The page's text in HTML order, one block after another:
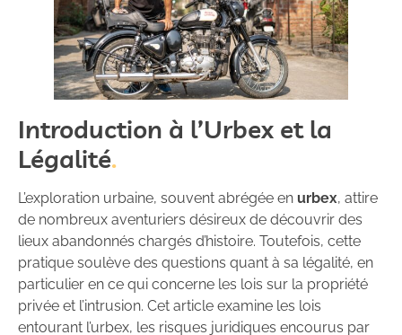
Introduction à l’Urbex et la
Légalité
L’exploration urbaine, souvent abrégée en urbex, attire
de nombreux aventuriers désireux de découvrir des
lieux abandonnés chargés d’histoire. Toutefois, cette
pratique soulève des questions quant à sa légalité, en
particulier en ce qui concerne les lois sur la propriété
privée et l’intrusion. Cet article examine les lois
entourant l’urbex, les risques juridiques encourus par